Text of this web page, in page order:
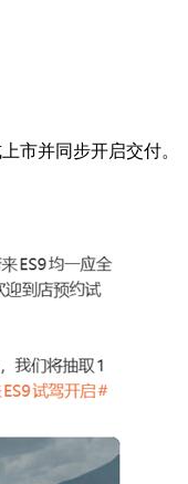
市并同步开启交付。